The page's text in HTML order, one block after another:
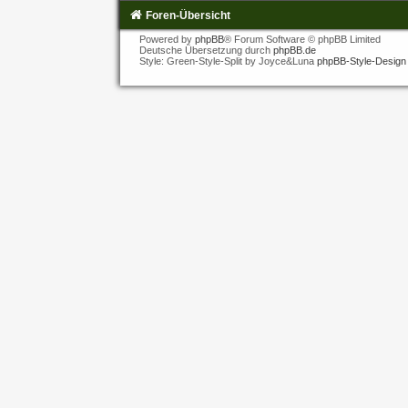
Foren-Übersicht
Powered by phpBB® Forum Software © phpBB Limited
Deutsche Übersetzung durch phpBB.de
Style: Green-Style-Split by Joyce&Luna phpBB-Style-Design